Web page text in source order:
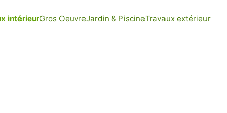
intérieurGros OeuvreJardin & PiscineTravaux extérieur